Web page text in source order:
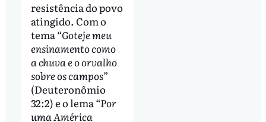
resistência do povo
atingido. Com o
tema“Goteje meu
ensinamento como
a chuva e o orvalho
sobre os campos”
(Deuteronômio
32:2) e o lema“Por
uma América